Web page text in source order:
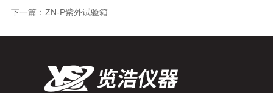
下一篇： ZN-P紫外试验箱